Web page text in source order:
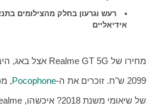
רעש וגרעון בחלק מהצילומים
אידיאליים
2099 ש"ח. זוכרים את ה-
Pocophone